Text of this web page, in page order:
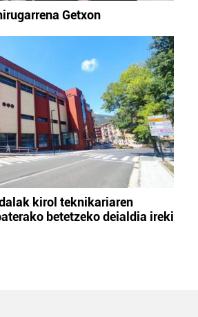
Getxon
kirol teknikariaren
betetzeko deialdia ireki